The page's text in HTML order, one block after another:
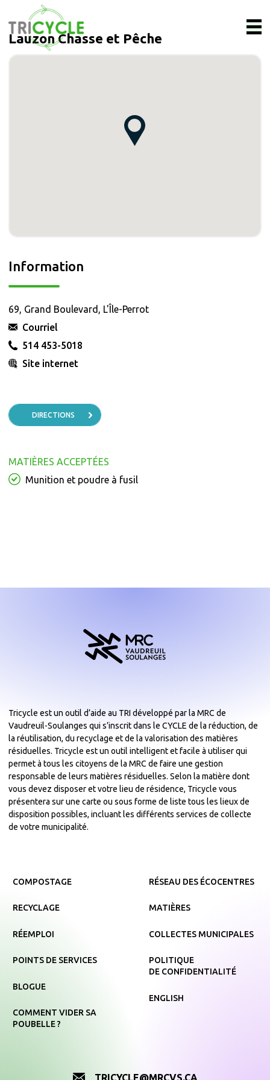
Lauzon Chasse et Pêche
Information
69, Grand Boulevard, L'Île-Perrot
Courriel
514 453-5018
Site internet
DIRECTIONS
MATIÈRES ACCEPTÉES
Munition et poudre à fusil
Tricycle est un outil d’aide au TRI développé par la MRC de
Vaudreuil-Soulanges qui s’inscrit dans le CYCLE de la réduction, de
la réutilisation, du recyclage et de la valorisation des matières
résiduelles. Tricycle est un outil intelligent et facile à utiliser qui
permet à tous les citoyens de la MRC de faire une gestion
responsable de leurs matières résiduelles. Selon la matière dont
vous devez disposer et votre lieu de résidence, Tricycle vous
présentera sur une carte ou sous forme de liste tous les lieux de
disposition possibles, incluant les différents services de collecte
de votre municipalité.
COMPOSTAGE
RECYCLAGE
RÉEMPLOI
POINTS DE SERVICES
BLOGUE
COMMENT VIDER SA
POUBELLE ?
RÉSEAU DES ÉCOCENTRES
MATIÈRES
COLLECTES MUNICIPALES
POLITIQUE
DE CONFIDENTIALITÉ
ENGLISH
TRICYCLE@MRCVS.CA